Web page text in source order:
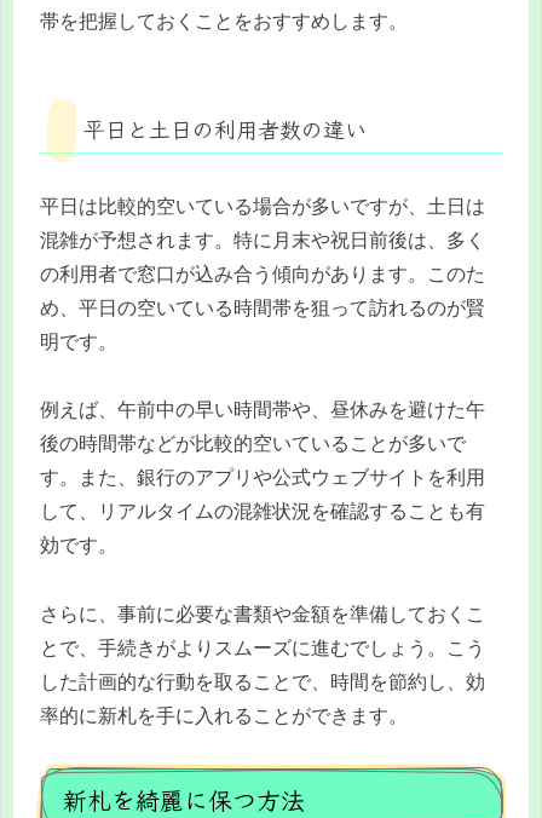
帯を把握しておくことをおすすめします。
平日と土日の利用者数の違い
平日は比較的空いている場合が多いですが、土日は
混雑が予想されます。特に月末や祝日前後は、多く
の利用者で窓口が込み合う傾向があります。このた
め、平日の空いている時間帯を狙って訪れるのが賢
明です。
例えば、午前中の早い時間帯や、昼休みを避けた午
後の時間帯などが比較的空いていることが多いで
す。また、銀行のアプリや公式ウェブサイトを利用
して、リアルタイムの混雑状況を確認することも有
効です。
さらに、事前に必要な書類や金額を準備しておくこ
とで、手続きがよりスムーズに進むでしょう。こう
した計画的な行動を取ることで、時間を節約し、効
率的に新札を手に入れることができます。
新札を綺麗に保つ方法